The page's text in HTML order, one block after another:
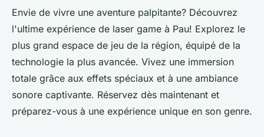
Découvrez l'ultime expérience
de laser game à pau
Sohan•31 août 2024 •4 min de lecture
Envie de vivre une aventure palpitante? Découvrez
l'ultime expérience de laser game à Pau! Explorez le
plus grand espace de jeu de la région, équipé de la
technologie la plus avancée. Vivez une immersion
totale grâce aux effets spéciaux et à une ambiance
sonore captivante. Réservez dès maintenant et
préparez-vous à une expérience unique en son genre.